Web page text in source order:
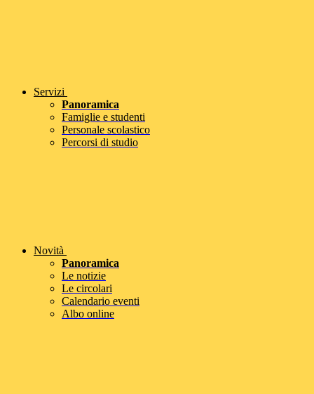
Servizi
Panoramica
Famiglie e studenti
Personale scolastico
Percorsi di studio
Novità
Panoramica
Le notizie
Le circolari
Calendario eventi
Albo online